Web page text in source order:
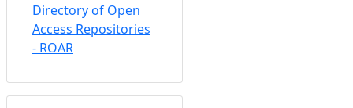
Directory of Open
Access Repositories
- ROAR